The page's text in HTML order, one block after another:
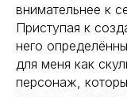
внимательнее к
Приступая к
него
для меня как
персонаж,